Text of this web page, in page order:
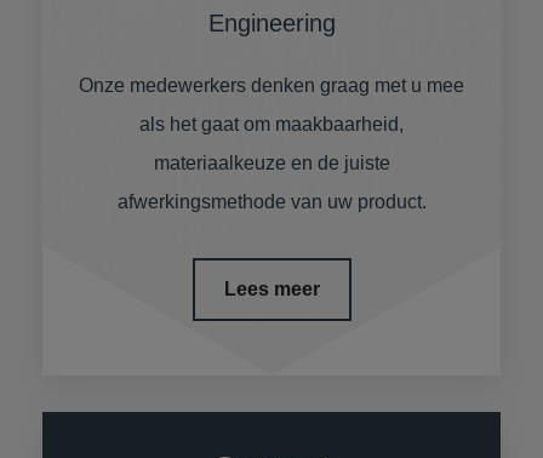
Engineering
Onze medewerkers denken graag met u mee
als het gaat om maakbaarheid,
materiaalkeuze en de juiste
afwerkingsmethode van uw product.
Lees meer